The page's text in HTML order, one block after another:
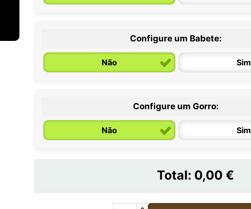
Configure um Babete:
Não Sim
Configure um Gorro:
Não Sim
Total: 0,00 €